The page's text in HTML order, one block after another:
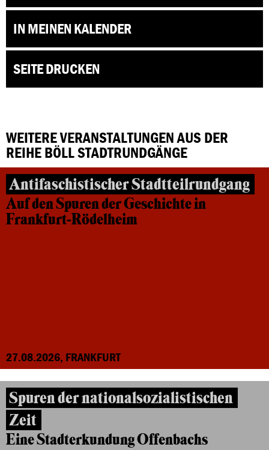
IN MEINEN KALENDER
SEITE DRUCKEN
WEITERE VERANSTALTUNGEN AUS DER
REIHE BÖLL STADTRUNDGÄNGE
Antifaschistischer Stadtteilrundgang
Auf den Spuren der Geschichte in
Frankfurt-Rödelheim
27.08.2026, FRANKFURT
Spuren der nationalsozialistischen
Zeit
Eine Stadterkundung Offenbachs